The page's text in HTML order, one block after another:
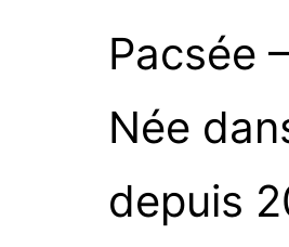
Pacsée
Née
depuis